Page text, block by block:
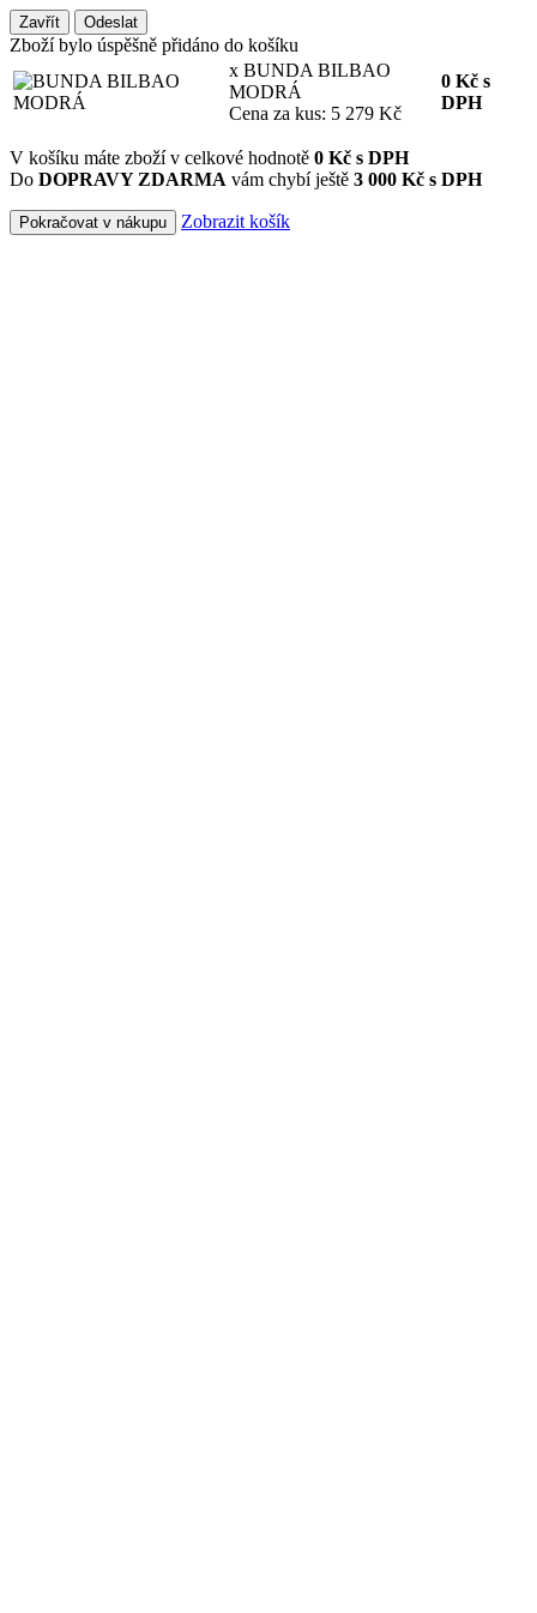
Zavřít Odeslat
Zboží bylo úspěšně přidáno do košíku
x BUNDA BILBAO
MODRÁ
Cena za kus: 5 279 Kč
0 Kč s
DPH
V košíku máte zboží v celkové hodnotě 0 Kč s DPH
Do DOPRAVY ZDARMA vám chybí ještě 3 000 Kč s DPH
Pokračovat v nákupu Zobrazit košík